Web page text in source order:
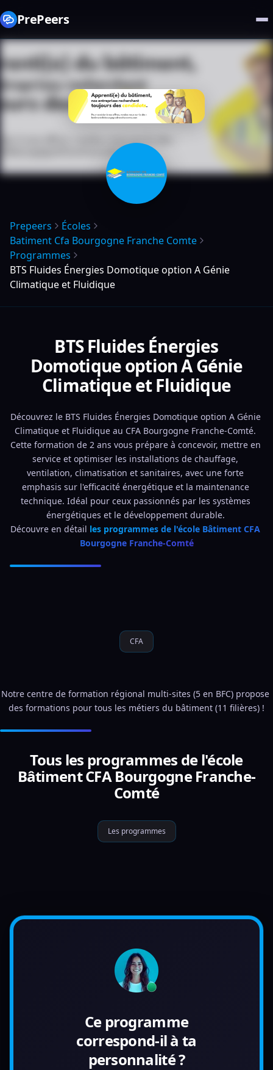
PrePeers
Prepeers
Écoles
Batiment Cfa Bourgogne Franche Comte
Programmes
BTS Fluides Énergies Domotique option A Génie
Climatique et Fluidique
BTS Fluides Énergies
Domotique option A Génie
Climatique et Fluidique
Découvrez le BTS Fluides Énergies Domotique option A Génie
Climatique et Fluidique au CFA Bourgogne Franche-Comté.
Cette formation de 2 ans vous prépare à concevoir, mettre en
service et optimiser les installations de chauffage,
ventilation, climatisation et sanitaires, avec une forte
emphasis sur l'efficacité énergétique et la maintenance
technique. Idéal pour ceux passionnés par les systèmes
énergétiques et le développement durable.
Découvre en détail les programmes de l'école Bâtiment CFA
Bourgogne Franche-Comté
CFA
Notre centre de formation régional multi-sites (5 en BFC) propose
des formations pour tous les métiers du bâtiment (11 filières) !
Tous les programmes de l'école
Bâtiment CFA Bourgogne Franche-
Comté
Les programmes
Ce programme
correspond-il à ta
personnalité ?